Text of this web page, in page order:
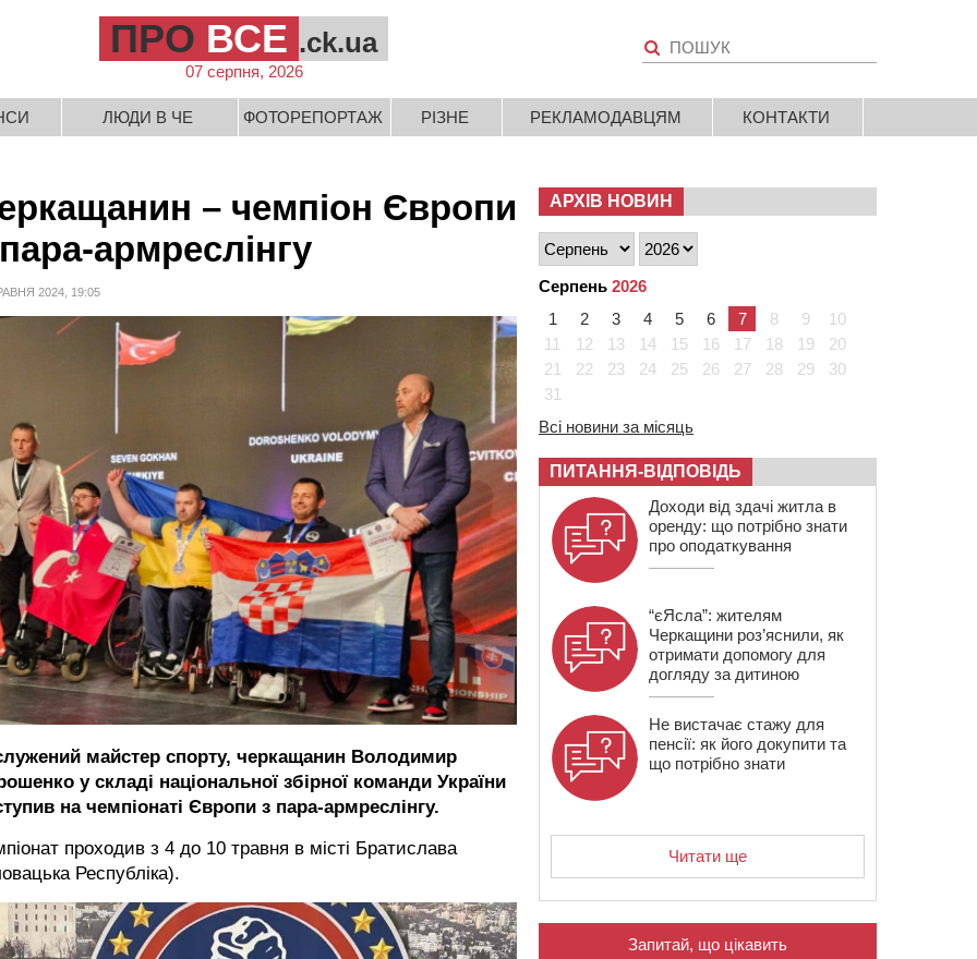
ПРО ВСЕ .ck.ua
07 серпня, 2026
ЛЮДИ В ЧЕ ФОТОРЕПОРТАЖ РІЗНЕ РЕКЛАМОДАВЦЯМ КОНТАКТИ
– чемпіон Європи
армреслінгу
2024, 19:05
майстер спорту, черкащанин Володимир
у складі національної збірної команди України
на чемпіонаті Європи з пара-армреслінгу.
проходив з 4 до 10 травня в місті Братислава
Республіка).
АРХІВ НОВИН
Серпень 2026
1
2 3 4 5 6 7 8 9
10
11
12 13 14 15 16 17 18 19
20
21
22 23 24 25 26 27 28 29
30
31
Всі новини за місяць
ПИТАННЯ-ВІДПОВІДЬ
Доходи від здачі житла в
оренду: що потрібно знати
про оподаткування
“єЯсла”: жителям
Черкащини роз’яснили, як
отримати допомогу для
догляду за дитиною
Не вистачає стажу для
пенсії: як його докупити та
що потрібно знати
Читати ще
Запитай, що цікавить